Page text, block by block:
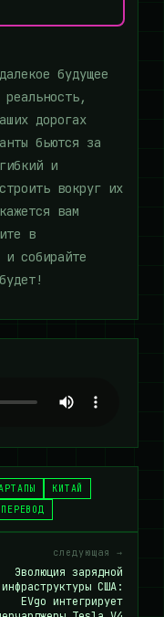
будущее
дорогах
бьются за
и
вокруг их
вам
в
и собирайте
КИТАЙ
ПЕРЕВОД
следующая →
Эволюция зарядной
инфраструктуры США:
EVgo интегрирует